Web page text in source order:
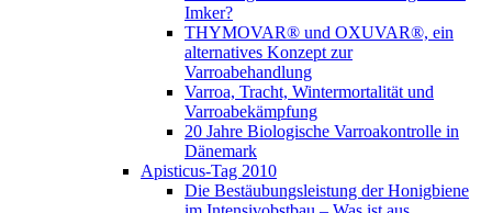
Imker?
THYMOVAR® und OXUVAR®, ein
alternatives Konzept zur
Varroabehandlung
Varroa, Tracht, Wintermortalität und
Varroabekämpfung
20 Jahre Biologische Varroakontrolle in
Dänemark
Apisticus-Tag 2010
Die Bestäubungsleistung der Honigbiene